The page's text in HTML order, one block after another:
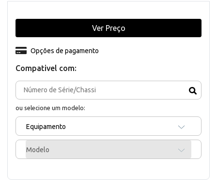
Compativel com:
ou selecione um modelo:
Equipamento
Modelo
Opções de pagamento
Ver Preço